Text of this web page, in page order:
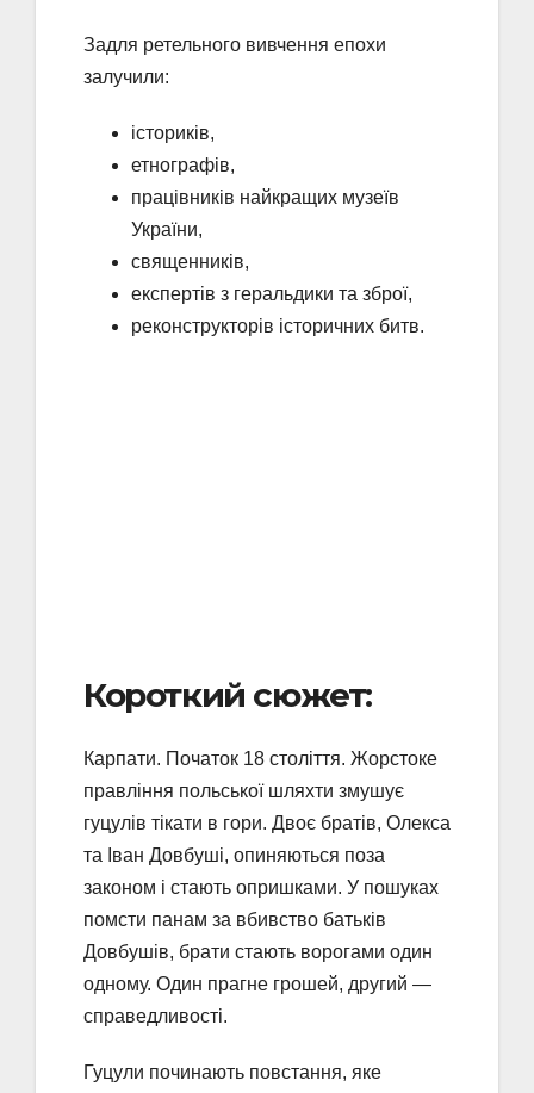
Задля ретельного вивчення епохи
залучили:
істориків,
етнографів,
працівників найкращих музеїв
України,
священників,
експертів з геральдики та зброї,
реконструкторів історичних битв.
Короткий сюжет:
Карпати. Початок 18 століття. Жорстоке
правління польської шляхти змушує
гуцулів тікати в гори. Двоє братів, Олекса
та Іван Довбуші, опиняються поза
законом і стають опришками. У пошуках
помсти панам за вбивство батьків
Довбушів, брати стають ворогами один
одному. Один прагне грошей, другий —
справедливості.
Гуцули починають повстання, яке